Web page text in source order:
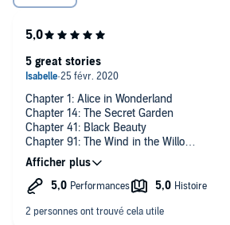
Chapter 1: Alice in Wonderland
Chapter 14: The Secret Garden
Chapter 41: Black Beauty
Chapter 91: The Wind in the Willows
Chapter 104: Little Women (Part1)
Chapter 128: Little Women (Part2)
5 great stories